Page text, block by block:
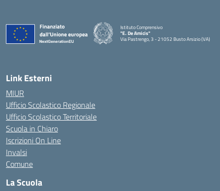
Istituto Comprensivo
"E. De Amicis"
Via Pastrengo, 3 - 21052 Busto Arsizio (VA)
Link Esterni
MIUR
Ufficio Scolastico Regionale
Ufficio Scolastico Territoriale
Scuola in Chiaro
Iscrizioni On Line
Invalsi
Comune
La Scuola